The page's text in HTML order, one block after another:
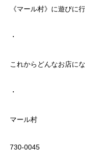
《マール村》に遊びに
・
これからどんなお店に
・
マール村
730-0045